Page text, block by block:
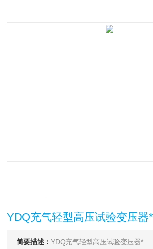
YDQ充气轻型高压试验变压器*
简要描述： YDQ充气轻型高压试验变压器*